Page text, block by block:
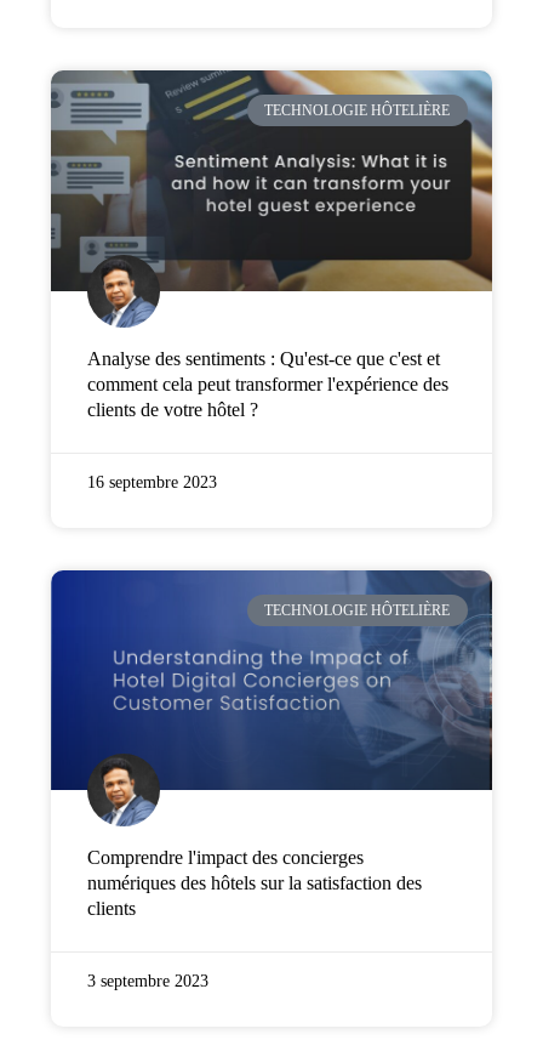
TECHNOLOGIE HÔTELIÈRE
Analyse des sentiments : Qu'est-ce que c'est et
comment cela peut transformer l'expérience des
clients de votre hôtel ?
16 septembre 2023
TECHNOLOGIE HÔTELIÈRE
Comprendre l'impact des concierges
numériques des hôtels sur la satisfaction des
clients
3 septembre 2023